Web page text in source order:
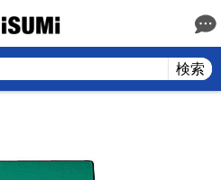
検索